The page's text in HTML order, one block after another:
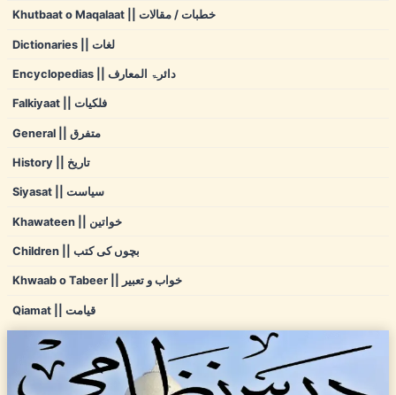
Khutbaat o Maqalaat || خطبات / مقالات
Dictionaries || لغات
Encyclopedias || دائرۃ المعارف
Falkiyaat || فلکیات
General || متفرق
History || تاریخ
Siyasat || سیاست
Khawateen || خواتین
Children || بچوں کی کتب
Khwaab o Tabeer || خواب و تعبیر
Qiamat || قیامت